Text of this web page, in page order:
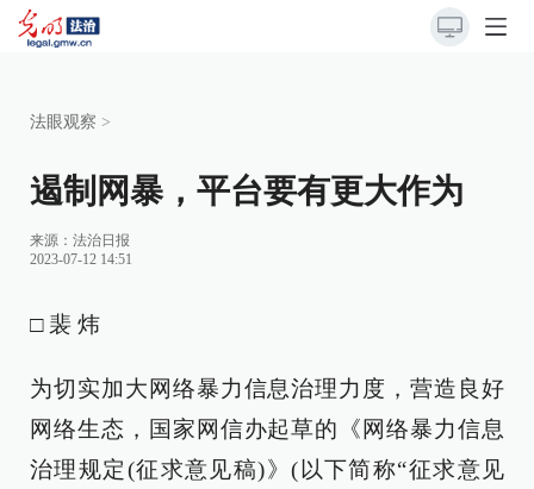
法眼观察 >
遏制网暴，平台要有更大作为
来源： 法治日报
2023-07-12 14:51
□ 裴 炜
为切实加大网络暴力信息治理力度，营造良好
网络生态，国家网信办起草的《网络暴力信息
治理规定(征求意见稿)》(以下简称“征求意见